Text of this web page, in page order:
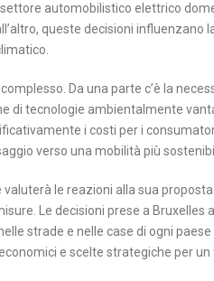
automobilistico elettrico
queste decisioni
Da una parte c’è la
di tecnologie ambientalmente
i costi per i
verso una mobilità più
le reazioni alla sua
Le decisioni prese a Bruxelles
strade e nelle case di ogni
e scelte strategiche per